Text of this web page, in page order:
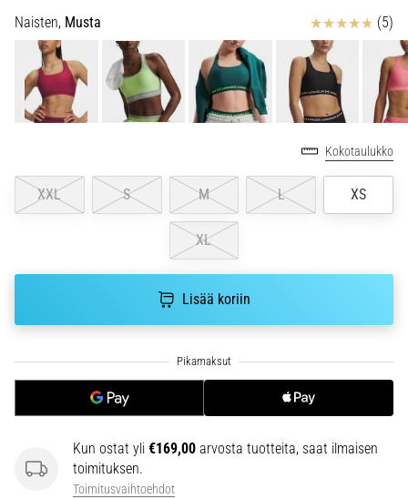
se
suoritetaan
oikein,
missä
sitä…
•
7 min. luetaan
ennaltaehkäisy
Juoksijan
polvi,
iliotibiaalisen
oireyhtymä
(ITBS),
Naisten, Musta Arvostelut (5)
Kokotaulukko
XXL S M L XS
XL
Lisää koriin
Kun ostat yli €169,00 arvosta tuotteita, saat ilmaisen
toimituksen.
Toimitusvaihtoehdot